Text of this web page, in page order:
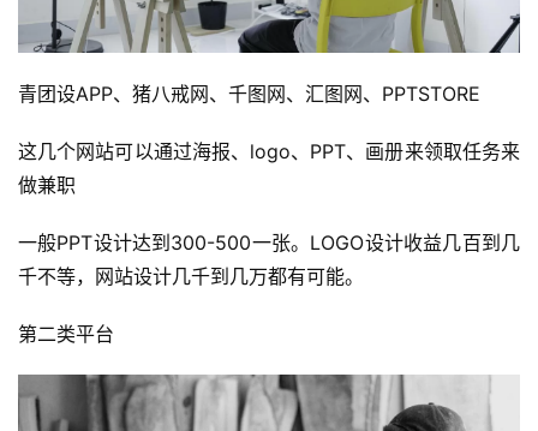
青团设APP、猪八戒网、千图网、汇图网、PPTSTORE
这几个网站可以通过海报、logo、PPT、画册来领取任务来
做兼职
一般PPT设计达到300-500一张。LOGO设计收益几百到几
千不等，网站设计几千到几万都有可能。
第二类平台